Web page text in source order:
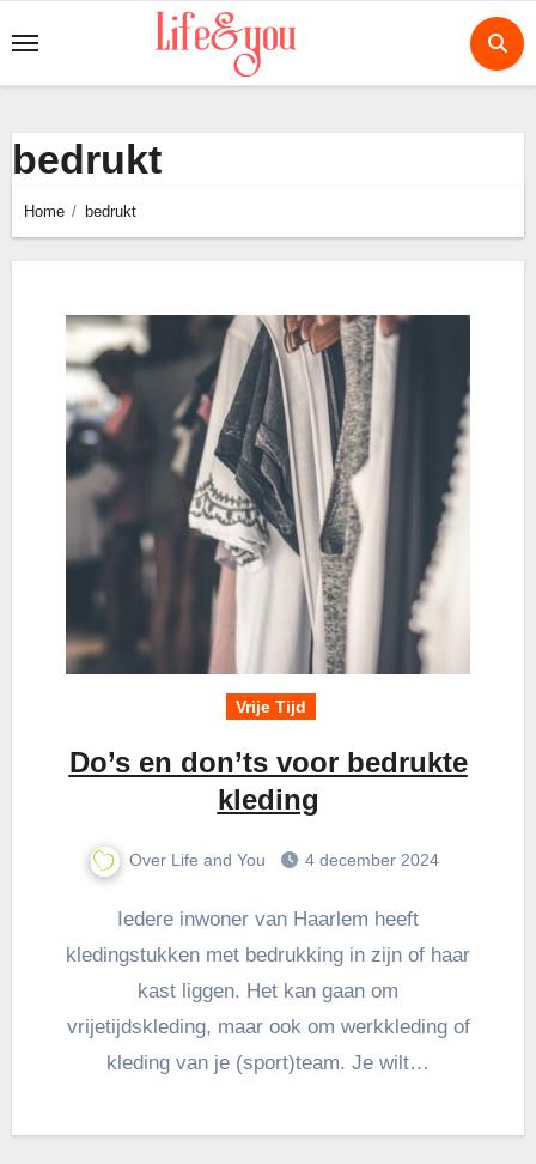
naar
de
bedrukt
Home bedrukt
Vrije Tijd
Do’s en don’ts voor bedrukte
kleding
Over Life and You 4 december 2024
Iedere inwoner van Haarlem heeft
kledingstukken met bedrukking in zijn of haar
kast liggen. Het kan gaan om
vrijetijdskleding, maar ook om werkkleding of
kleding van je (sport)team. Je wilt…